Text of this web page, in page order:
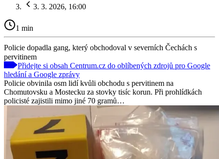
3. 3. 2026, 16:00
1 min
Policie dopadla gang, který obchodoval v severních Čechách s
pervitinem
Přidejte si obsah Centrum.cz do oblíbených zdrojů pro Google
hledání a Google zprávy
Policie obvinila osm lidí kvůli obchodu s pervitinem na
Chomutovsku a Mostecku za stovky tisíc korun. Při prohlídkách
policisté zajistili mimo jiné 70 gramů…